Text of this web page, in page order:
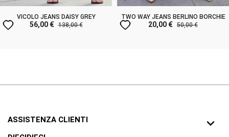
VICOLO JEANS DAISY GREY
56,00 € 138,00 €
favorite
TWO WAY JEANS BERLINO BORCHIE
20,00 € 50,00 €
favorite
ASSISTENZA CLIENTI 